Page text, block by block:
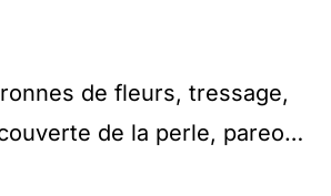
de fleurs, tressage,
de la perle, pareo…